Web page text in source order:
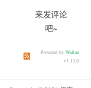
来发评论
吧~
订阅本文评论 订阅本站
Powered by Waline
v3.13.0